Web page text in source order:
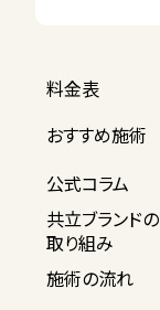
料金表
おすすめ施術
公式コラム
共立ブランドの
取り組み
施術の流れ